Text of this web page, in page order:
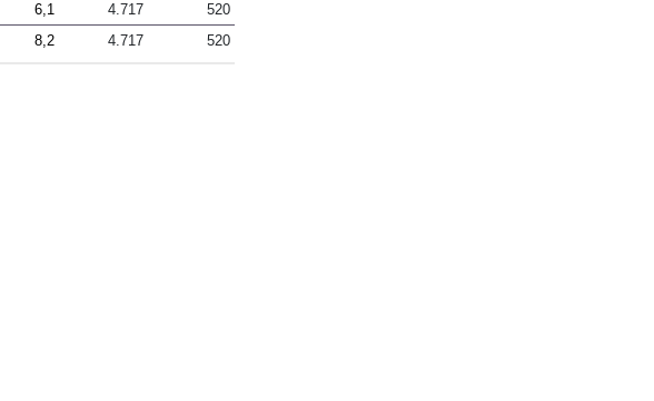
6,1 4.717
520
8,2 4.717 520